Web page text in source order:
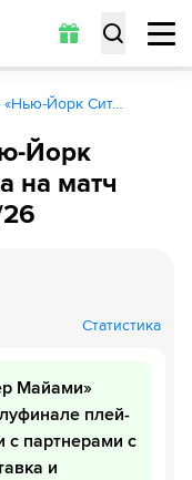
«Нью-Йорк Сит…
Йорк
на матч
Статистика
Майами»
плей-
партнерами с
и